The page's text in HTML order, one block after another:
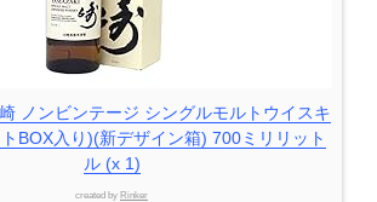
ノンビンテージ シングルモルトウイスキ
BOX入り)(新デザイン箱) 700ミリリット
ル (x 1)
created by Rinker